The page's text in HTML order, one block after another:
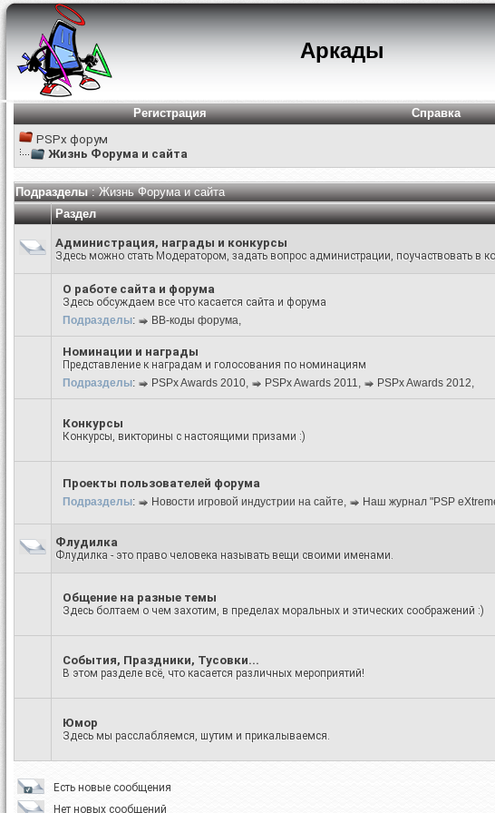
Аркады
Регистрация Справка
PSPx форум
Жизнь Форума и сайта
Подразделы: Жизнь Форума и сайта
Раздел
Администрация, награды и конкурсы
Здесь можно стать Модератором, задать вопрос администрации, поучаствовать в
О работе сайта и форума
Здесь обсуждаем все что касается сайта и форума
Подразделы: BB-коды форума,
Номинации и награды
Представление к наградам и голосования по номинациям
Подразделы: PSPx Awards 2010, PSPx Awards 2011, PSPx Awards 2012,
Конкурсы
Конкурсы, викторины с настоящими призами :)
Проекты пользователей форума
Подразделы: Новости игровой индустрии на сайте, Наш журнал "PSP
Флудилка
Флудилка - это право человека называть вещи своими именами.
Общение на разные темы
Здесь болтаем о чем захотим, в пределах моральных и этических соображений :)
События, Праздники, Тусовки...
В этом разделе всё, что касается различных мероприятий!
Юмор
Здесь мы расслабляемся, шутим и прикалываемся.
Есть новые сообщения
Нет новых сообщений